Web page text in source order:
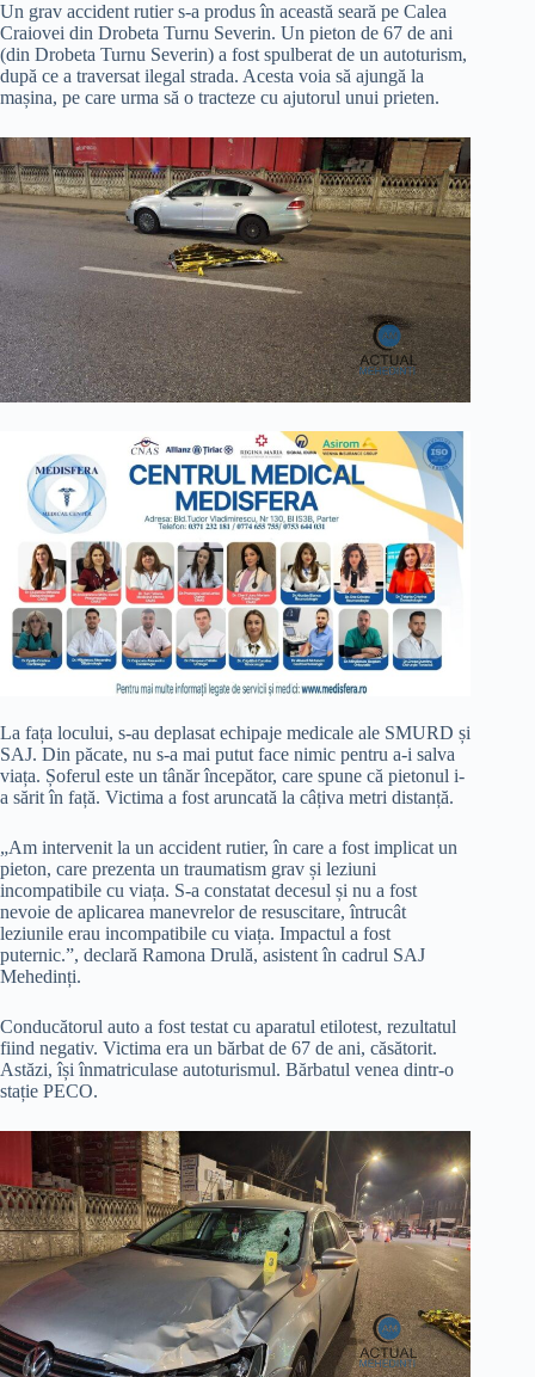
Un grav accident rutier s-a produs în această seară pe Calea
Craiovei din Drobeta Turnu Severin. Un pieton de 67 de ani
(din Drobeta Turnu Severin) a fost spulberat de un autoturism,
după ce a traversat ilegal strada. Acesta voia să ajungă la
mașina, pe care urma să o tracteze cu ajutorul unui prieten.
La fața locului, s-au deplasat echipaje medicale ale SMURD și
SAJ. Din păcate, nu s-a mai putut face nimic pentru a-i salva
viața. Șoferul este un tânăr începător, care spune că pietonul i-
a sărit în față. Victima a fost aruncată la câțiva metri distanță.
„Am intervenit la un accident rutier, în care a fost implicat un
pieton, care prezenta un traumatism grav și leziuni
incompatibile cu viața. S-a constatat decesul și nu a fost
nevoie de aplicarea manevrelor de resuscitare, întrucât
leziunile erau incompatibile cu viața. Impactul a fost
puternic.”, declară Ramona Drulă, asistent în cadrul SAJ
Mehedinți.
Conducătorul auto a fost testat cu aparatul etilotest, rezultatul
fiind negativ. Victima era un bărbat de 67 de ani, căsătorit.
Astăzi, își înmatriculase autoturismul. Bărbatul venea dintr-o
stație PECO.